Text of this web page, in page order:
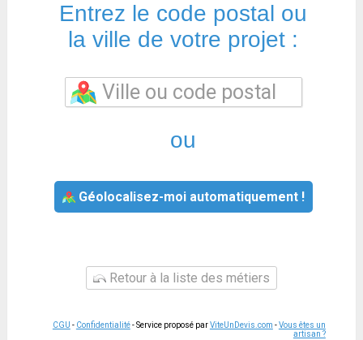
Entrez le code postal ou
la ville de votre projet :
ou
Géolocalisez-moi automatiquement !
Retour à la liste des métiers
CGU - Confidentialité- Service proposé parViteUnDevis.com -Vous êtes un
artisan ?